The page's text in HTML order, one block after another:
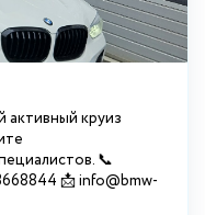
круиз
📞
📩 info@bmw-